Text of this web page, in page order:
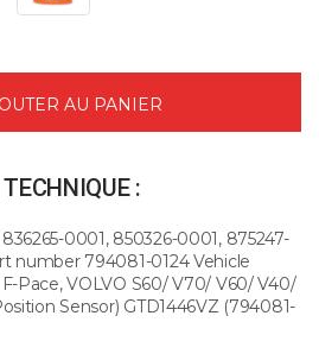
AU PANIER
:
0001, 850326-0001, 875247-
number 794081-0124 Vehicle
Pace, VOLVO S60/ V70/ V60/ V40/
Sensor) GTD1446VZ (794081-